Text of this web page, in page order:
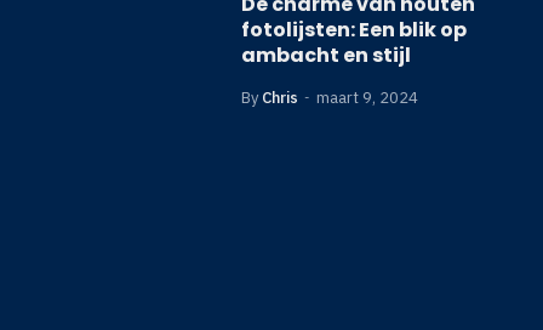
fotolijsten: Een blik op
ambacht en stijl
By Chris maart 9, 2024